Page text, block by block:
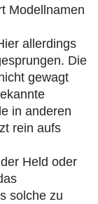
Modellnamen
allerdings
Die
gewagt
in anderen
rein aufs
Held oder
solche zu